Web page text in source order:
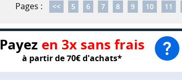
Pages : << 5 6 7 8 9 10 11
Payez en 3x sans frais
à partir de 70€ d'achats*